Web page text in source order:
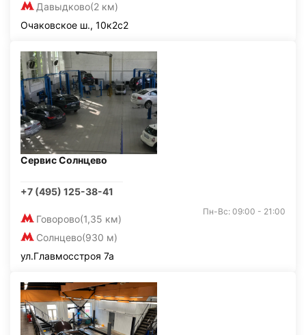
Давыдково(2 км)
Очаковское ш., 10к2с2
Сервис Солнцево
+7 (495) 125-38-41
Говорово(1,35 км)
Солнцево(930 м)
Пн-Вс: 09:00 - 21:00
ул.Главмосстроя 7а